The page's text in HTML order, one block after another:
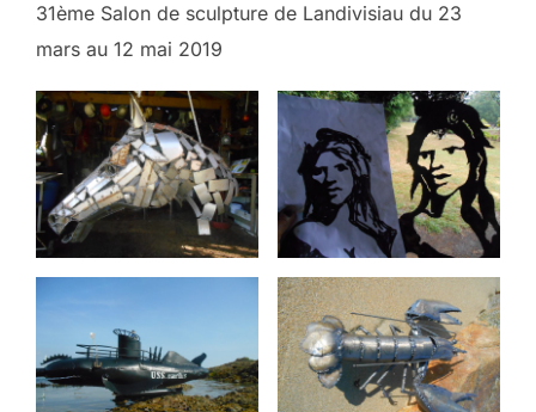
31ème Salon de sculpture de Landivisiau du 23
mars au 12 mai 2019